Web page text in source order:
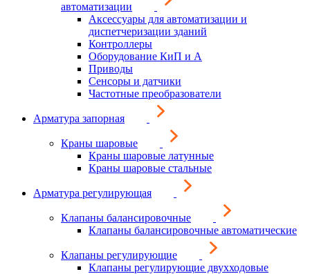
автоматизации
Аксессуары для автоматизации и
диспетчеризации зданий
Контроллеры
Оборудование КиП и А
Приводы
Сенсоры и датчики
Частотные преобразователи
Арматура запорная
Краны шаровые
Краны шаровые латунные
Краны шаровые стальные
Арматура регулирующая
Клапаны балансировочные
Клапаны балансировочные автоматические
Клапаны регулирующие
Клапаны регулирующие двухходовые